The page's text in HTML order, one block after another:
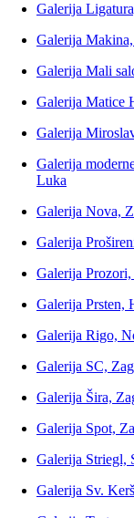
Galerija
Galerija
Galerija Mali
Galerija Matice
Galerija
Galerija
Luka
Galerija Nova,
Galerija
Galerija Prozori,
Galerija Prsten,
Galerija Rigo,
Galerija SC,
Galerija Šira,
Galerija Spot,
Galerija Striegl,
Galerija Sv.